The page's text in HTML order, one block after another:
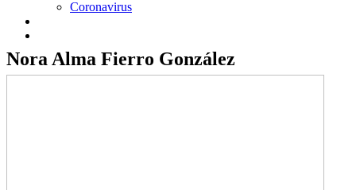
Coronavirus
Nora Alma Fierro González